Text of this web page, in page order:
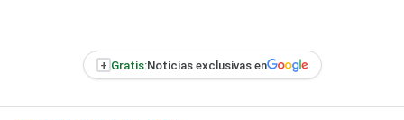
+ Gratis:Noticias exclusivas en